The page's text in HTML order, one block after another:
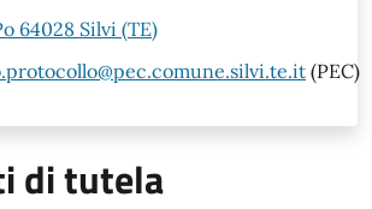
64028 Silvi (TE)
(PEC)
di tutela